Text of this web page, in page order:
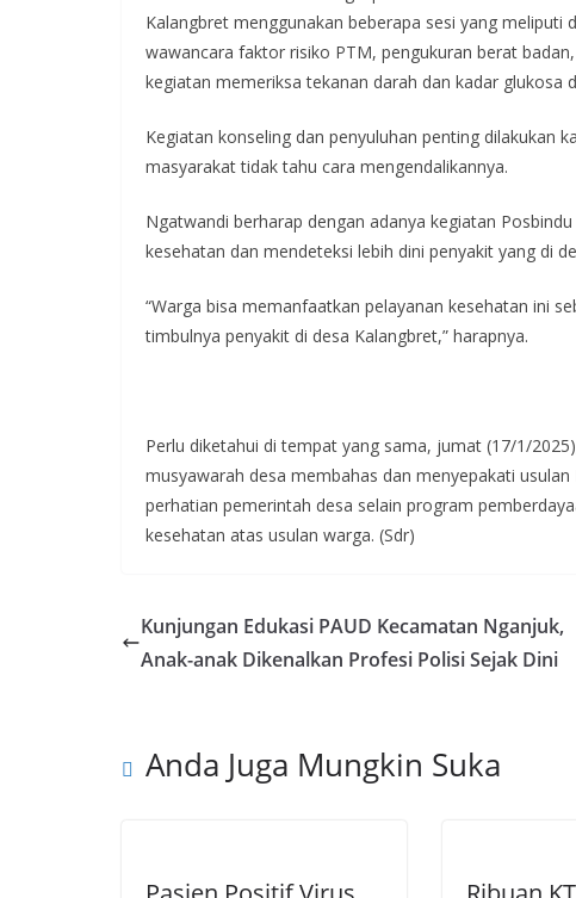
Kalangbret menggunakan beberapa sesi yang meliputi
wawancara faktor risiko PTM, pengukuran berat
kegiatan memeriksa tekanan darah dan kadar glukosa
Kegiatan konseling dan penyuluhan penting dilakukan
masyarakat tidak tahu cara mengendalikannya.
Ngatwandi berharap dengan adanya kegiatan
kesehatan dan mendeteksi lebih dini penyakit yang di
“Warga bisa memanfaatkan pelayanan kesehatan ini
timbulnya penyakit di desa Kalangbret,” harapnya.
Perlu diketahui di tempat yang sama, jumat (17/1/
musyawarah desa membahas dan menyepakati
perhatian pemerintah desa selain program
kesehatan atas usulan warga. (Sdr)
Kunjungan Edukasi PAUD Kecamatan Nganjuk,
Anak-anak Dikenalkan Profesi Polisi Sejak Dini
Anda Juga Mungkin Suka